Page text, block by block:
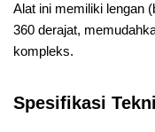
Alat ini memiliki lengan
360 derajat,
kompleks.
Spesifikasi